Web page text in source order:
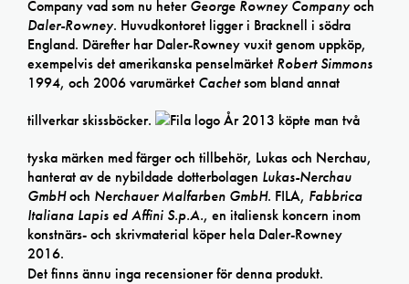
Company vad som nu heterGeorge Rowney Companyoch
Daler-Rowney. Huvudkontoret ligger i Bracknell i södra
England. Därefter har Daler-Rowney vuxit genom uppköp,
exempelvis det amerikanska penselmärket Robert Simmons
1994, och 2006 varumärket Cachetsom bland annat
tillverkar skissböcker.
År 2013 köpte man två
tyska märken med färger och tillbehör, Lukas och Nerchau,
hanterat av de nybildade dotterbolagen Lukas-Nerchau
GmbHoch Nerchauer Malfarben GmbH. FILA, Fabbrica
Italiana Lapis ed Affini S.p.A., en italiensk koncern inom
konstnärs- och skrivmaterial köper hela Daler-Rowney
2016.
Det finns ännu inga recensioner för denna produkt.